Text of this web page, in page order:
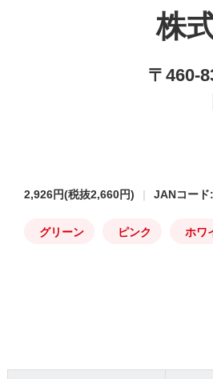
株
〒460-
2,926円(税抜2,660円) JANコー
グリーン ピンク ホワ